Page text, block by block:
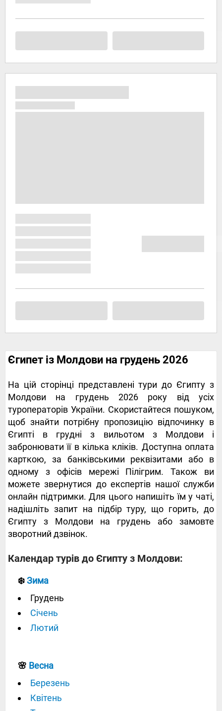
Єгипет із Молдови на грудень 2026
На цій сторінці представлені тури до Єгипту з
Молдови на грудень 2026 року від усіх
туроператорів України. Скористайтеся пошуком,
щоб знайти потрібну пропозицію відпочинку в
Єгипті в грудні з вильотом з Молдови і
забронювати її в кілька кліків. Доступна оплата
карткою, за банківськими реквізитами або в
одному з офісів мережі Пілігрим. Також ви
можете звернутися до експертів нашої служби
онлайн підтримки. Для цього напишіть їм у чаті,
надішліть запит на підбір туру, що горить, до
Єгипту з Молдови на грудень або замовте
зворотний дзвінок.
Календар турів до Єгипту з Молдови:
❄️Зима
Грудень
Січень
Лютий
🌸 Весна
Березень
Квітень